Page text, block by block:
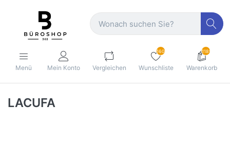
Menü Mein Konto Vergleichen
160
Wunschliste
1189
Warenkorb
LACUFA